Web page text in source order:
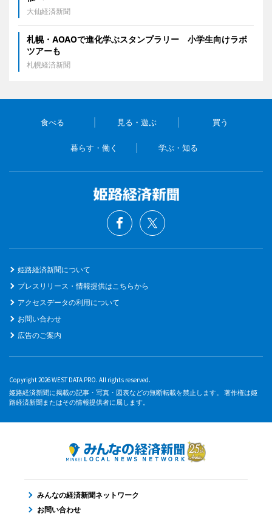
大仙経済新聞
札幌・AOAOで進化学ぶスタンプラリー 小学生向けラボ
ツアーも
札幌経済新聞
食べる 見る・遊ぶ 買う
暮らす・働く 学ぶ・知る
姫路経済新聞について
プレスリリース・情報提供はこちらから
アクセスデータの利用について
お問い合わせ
広告のご案内
Copyright 2026 WEST DATA PRO. All rights reserved.
姫路経済新聞に掲載の記事・写真・図表などの無断転載を禁止します。 著作権は姫
路経済新聞またはその情報提供者に属します。
みんなの経済新聞ネットワーク
お問い合わせ